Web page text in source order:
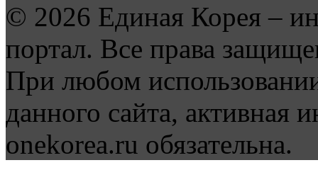
© 2026 Единая Корея –
портал. Все права
При любом
данного сайта, активная
onekorea.ru обязательна.